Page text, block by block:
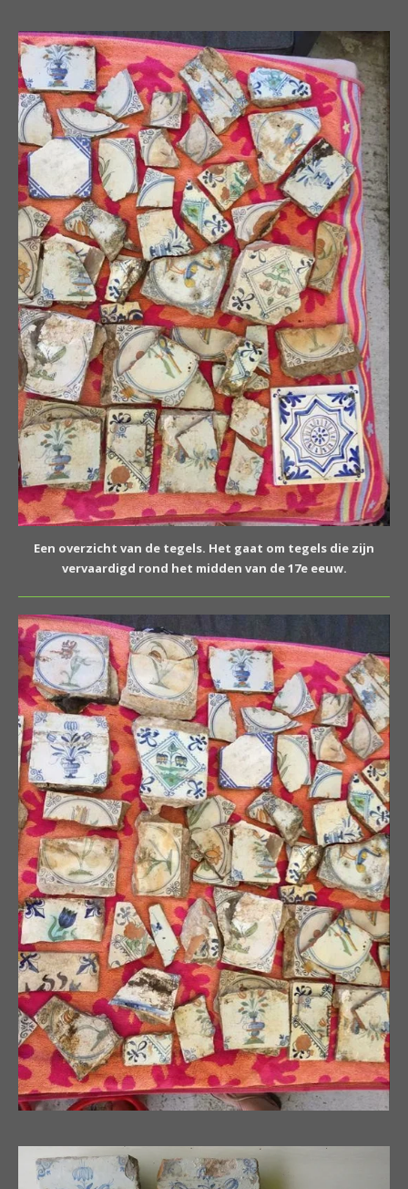
Een overzicht van de tegels. Het gaat om tegels die zijn
vervaardigd rond het midden van de 17e eeuw.